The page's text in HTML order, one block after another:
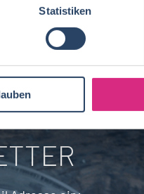
Statistiken
41
68
44
22
20
7
5
5
6
5
4
2